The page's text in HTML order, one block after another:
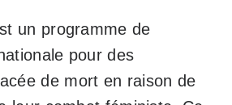
un programme de
pour des
de mort en raison de